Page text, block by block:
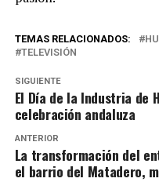
TEMAS RELACIONADOS:
TELEVISIÓN
SIGUIENTE
El Día de la Industria de
celebración andaluza
ANTERIOR
La transformación del
el barrio del Matadero,